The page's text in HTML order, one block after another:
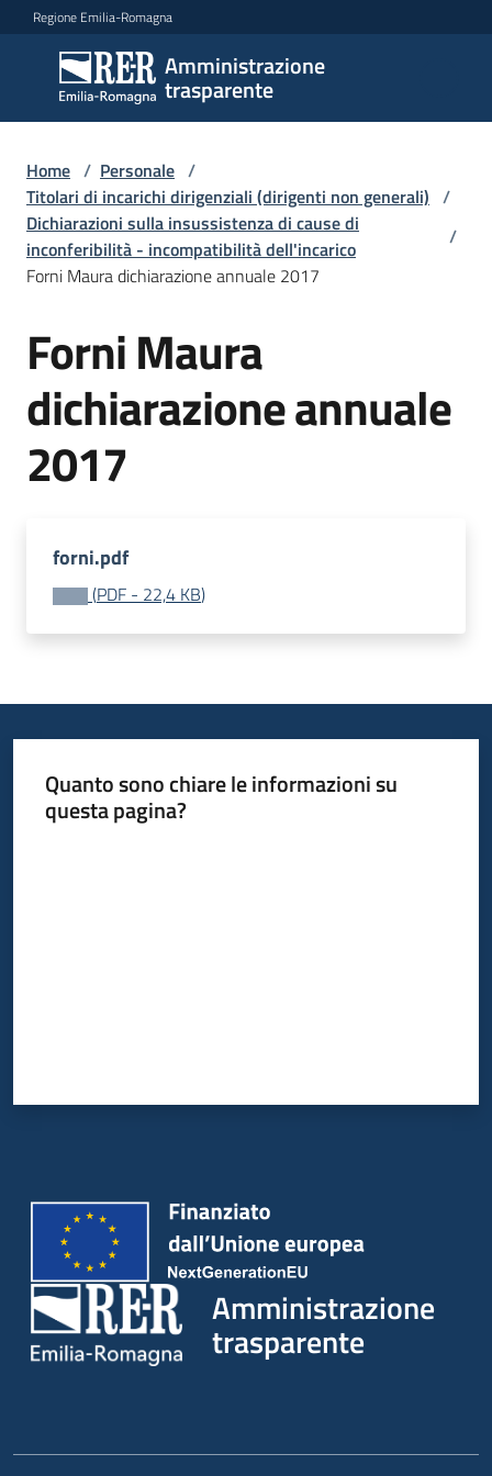
Vai al contenuto
Vai alla navigazione
Vai al footer
Regione Emilia-Romagna
Amministrazione
trasparente
Amministrazione
trasparente
Sottosezioni
Accesso
Home / Personale /
Titolari di incarichi dirigenziali (dirigenti non generali) /
Dichiarazioni sulla insussistenza di cause di
inconferibilità - incompatibilità dell'incarico
/
Forni Maura dichiarazione annuale 2017
Forni Maura
dichiarazione annuale
2017
forni.pdf
(PDF - 22,4 KB)
Quanto sono chiare le informazioni su
questa pagina?
Amministrazione
trasparente